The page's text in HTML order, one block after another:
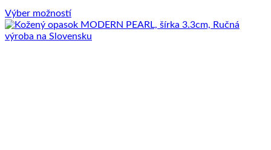
Výber možností
Tento
produkt